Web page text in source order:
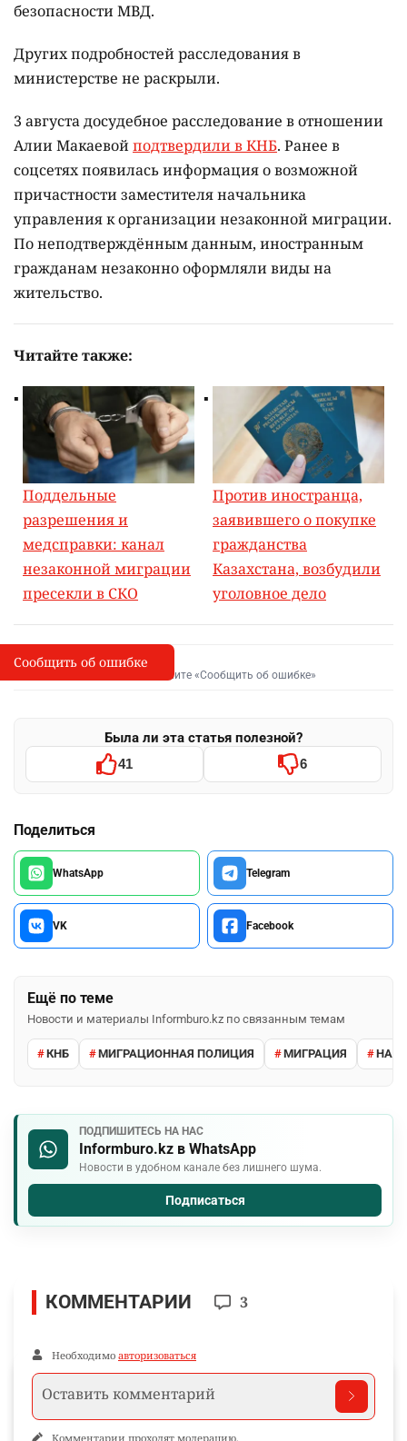
безопасности МВД.
Других подробностей расследования в
министерстве не раскрыли.
3 августа досудебное расследование в отношении
Алии Макаевойподтвердили в КНБ. Ранее в
соцсетях появилась информация о возможной
причастности заместителя начальника
управления к организации незаконной миграции.
По неподтверждённым данным, иностранным
гражданам незаконно оформляли виды на
жительство.
Читайте также:
Поддельные
разрешения и
медсправки: канал
незаконной миграции
пресекли в СКО
Против иностранца,
заявившего о покупке
гражданства
Казахстана, возбудили
уголовное дело
I
Сообщить об опечатке
Выделите фрагмент и нажмите «Сообщить об ошибке»
Была ли эта статья полезной?
41 6
Поделиться
WhatsApp Telegram
VK Facebook
Ещё по теме
Новости и материалы Informburo.kz по связанным темам
КНБ МИГРАЦИОННАЯ ПОЛИЦИЯ МИГРАЦИЯ
ПОДПИШИТЕСЬ НА НАС
Informburo.kz в WhatsApp
Новости в удобном канале без лишнего шума.
Подписаться
Сообщить об ошибке
КОММЕНТАРИИ 3
Необходимо авторизоваться
Комментарии проходят модерацию.